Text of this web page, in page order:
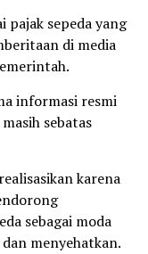
sepeda yang
di media
informasi resmi
sebatas
karena
sebagai moda
menyehatkan.